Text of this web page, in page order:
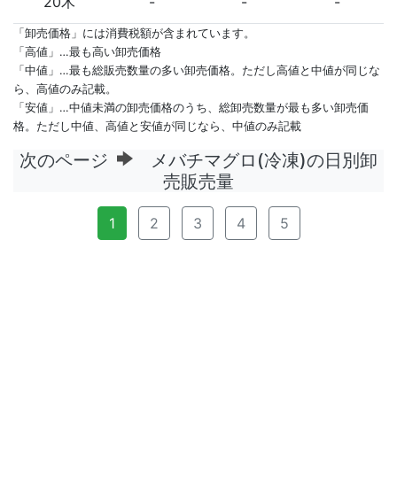
「卸売価格」には消費税額が含まれています。
「高値」…最も高い卸売価格
「中値」…最も総販売数量の多い卸売価格。ただし高値と中値が同じな
ら、高値のみ記載。
「安値」…中値未満の卸売価格のうち、総卸売数量が最も多い卸売価
格。ただし中値、高値と安値が同じなら、中値のみ記載
次のページ
メバチマグロ(冷凍)の日別卸
売販売量
1 2 3 4 5